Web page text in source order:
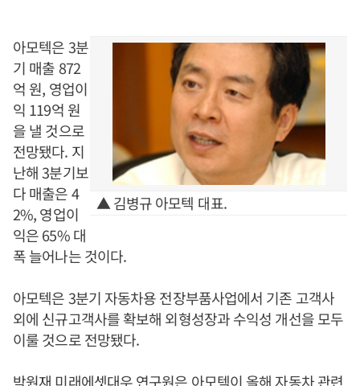
▲ 김병규 아모텍 대표.
아모텍은 3분
기 매출 872
억 원, 영업이
익 119억 원
을 낼 것으로
전망됐다. 지
난해 3분기보
다 매출은 4
2%, 영업이
익은 65% 대
폭 늘어나는 것이다.
아모텍은 3분기 자동차용 전장부품사업에서 기존 고객사
외에 신규고객사를 확보해 외형성장과 수익성 개선을 모두
이룰 것으로 전망됐다.
박원재 미래에셋대우 연구원은 아모텍이 올해 자동차 관련